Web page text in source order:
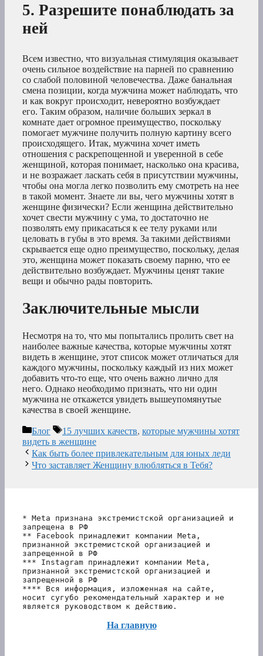
5. Разрешите понаблюдать за
ней
Всем известно, что визуальная стимуляция оказывает
очень сильное воздействие на парней по сравнению
со слабой половиной человечества. Даже банальная
смена позиции, когда мужчина может наблюдать, что
и как вокруг происходит, невероятно возбуждает
его. Таким образом, наличие больших зеркал в
комнате дает огромное преимущество, поскольку
помогает мужчине получить полную картину всего
происходящего. Итак, мужчина хочет иметь
отношения с раскрепощенной и уверенной в себе
женщиной, которая понимает, насколько она красива,
и не возражает ласкать себя в присутствии мужчины,
чтобы она могла легко позволить ему смотреть на нее
в такой момент. Знаете ли вы, чего мужчины хотят в
женщине физически? Если женщина действительно
хочет свести мужчину с ума, то достаточно не
позволять ему прикасаться к ее телу руками или
целовать в губы в это время. За такими действиями
скрывается еще одно преимущество, поскольку, делая
это, женщина может показать своему парню, что ее
действительно возбуждает. Мужчины ценят такие
вещи и обычно рады повторить.
Заключительные мысли
Несмотря на то, что мы попытались пролить свет на
наиболее важные качества, которые мужчины хотят
видеть в женщине, этот список может отличаться для
каждого мужчины, поскольку каждый из них может
добавить что-то еще, что очень важно лично для
него. Однако необходимо признать, что ни один
мужчина не откажется увидеть вышеупомянутые
качества в своей женщине.
Рубрики
Блог Метки
15 лучших качеств, которые мужчины хотят
видеть в женщине
Как быть более привлекательным для юных леди
Что заставляет Женщину влюбляться в Тебя?
* Meta признана экстремистской организацией и
запрещена в РФ
** Facebook принадлежит компании Meta,
признанной экстремистской организацией и
запрещенной в РФ
*** Instagram принадлежит компании Meta,
признанной экстремистской организацией и
запрещенной в РФ
**** Вся информация, изложенная на сайте,
носит сугубо рекомендательный характер и не
является руководством к действию.
На главную